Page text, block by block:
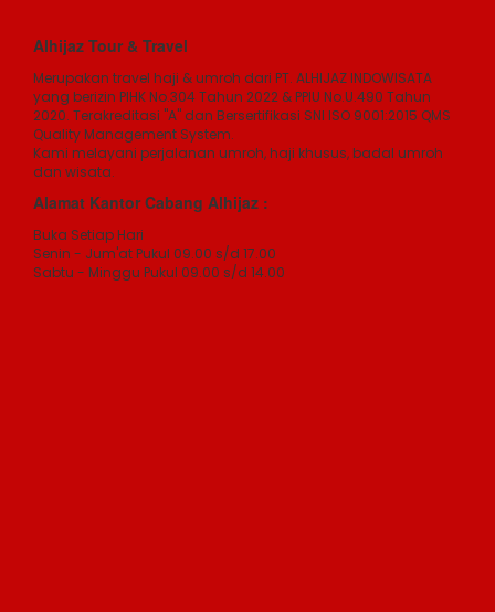
Alhijaz Tour & Travel
Merupakan travel haji & umroh dari PT. ALHIJAZ INDOWISATA
yang berizin PIHK No.304 Tahun 2022 & PPIU No.U.490 Tahun
2020. Terakreditasi "A" dan Bersertifikasi SNI ISO 9001:2015 QMS
Quality Management System.
Kami melayani perjalanan umroh, haji khusus, badal umroh
dan wisata.
Alamat Kantor Cabang Alhijaz :
Buka Setiap Hari
Senin - Jum'at Pukul 09.00 s/d 17.00
Sabtu - Minggu Pukul 09.00 s/d 14.00